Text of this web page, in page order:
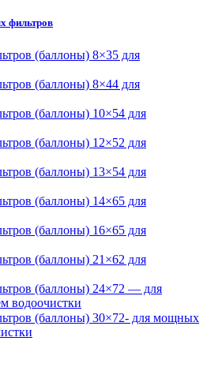
фильтров
(баллоны) 8×35 для
(баллоны) 8×44 для
(баллоны) 10×54 для
(баллоны) 12×52 для
(баллоны) 13×54 для
(баллоны) 14×65 для
(баллоны) 16×65 для
(баллоны) 21×62 для
(баллоны) 24×72 — для
водоочистки
(баллоны) 30×72- для мощных